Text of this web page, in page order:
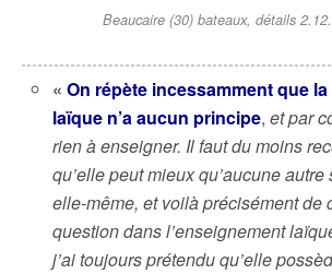
Beaucaire (30) bateaux, détails
«On répète incessamment que
laïque n’a aucun principe,et par
rien à enseigner. Il faut du moins
qu’elle peut mieux qu’aucune autre
elle-même, et voilà précisément de
question dans l’enseignement
j’ai toujours prétendu qu’elle